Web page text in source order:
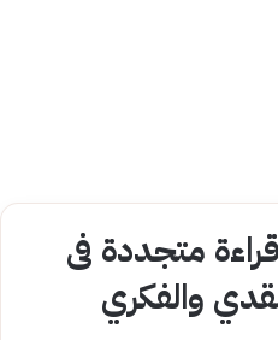
الـ«50».. قراءة متجددة فى
والفكري